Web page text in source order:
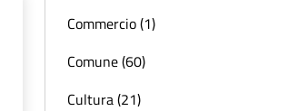
Commercio (1)
Comune (60)
Cultura (21)